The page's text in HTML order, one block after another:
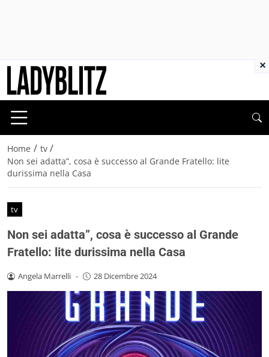
Home / tv /
Non sei adatta”, cosa è successo al Grande Fratello: lite
durissima nella Casa
tv
Non sei adatta”, cosa è successo al Grande
Fratello: lite durissima nella Casa
Angela Marrelli - 28 Dicembre 2024
×